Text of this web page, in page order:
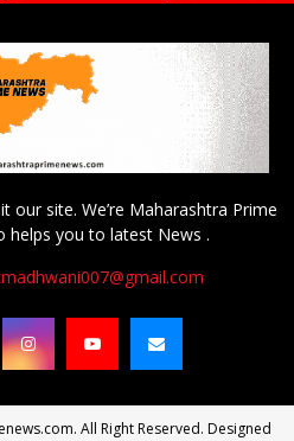
our site. We’re Maharashtra Prime
helps you to latest News .
All Right Reserved. Designed